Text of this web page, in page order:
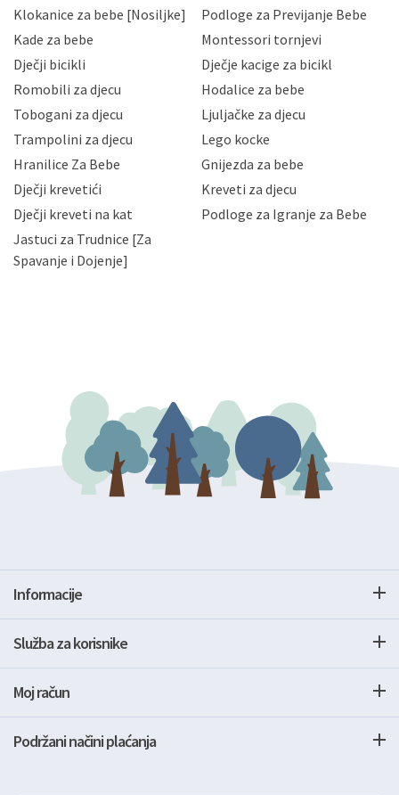
Hrvatske, a uvijek uz primjenu odgovarajućih tehničkih i
sigurnosnih mjera zaštite osobnih podataka od
neovlaštenog pristupa, zlouporabe, otkrivanja,
gubitka ili uništenja. Mae.hr štiti privatnost svojih
korisnika i posjetitelja web stranica, čuva povjerljivost
Vaših osobnih podataka te omogućava pristup i
priopćavanje osobnih podataka samo onim svojim
zaposlenicima kojima su isti potrebni radi provedbe
slučajevima koji su dozvoljeni zakonima. Napominjemo
da možete u svako doba, u potpunosti ili djelomice,
zatražiti prestanak aktivnosti obrade Vaših osobnih
podataka. Opoziv privole možete podnijeti poštom na
gore navedenu adresu ili e-mailom na adresu:
Klokanice za bebe [Nosiljke]
Podloge za Previjanje Bebe
Kade za bebe
Montessori tornjevi
Dječji bicikli
Dječje kacige za bicikl
Romobili za djecu
Hodalice za bebe
Tobogani za djecu
Ljuljačke za djecu
Trampolini za djecu
Lego kocke
Hranilice Za Bebe
Gnijezda za bebe
Dječji krevetići
Kreveti za djecu
Dječji kreveti na kat
Podloge za Igranje za Bebe
Jastuci za Trudnice [Za
Spavanje i Dojenje]
Informacije
Služba za korisnike
Moj račun
Podržani načini plaćanja